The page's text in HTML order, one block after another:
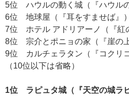
5位 ハウルの動く城（『ハウル
6位 地球屋（『耳をすませば』
7位 ホテル アドリアーノ（『紅
8位 宗介とポニョの家（『崖の
9位 カルチェラタン（『コクリ
（10位以下は省略）
1位 ラピュタ城（『天空の城ラ